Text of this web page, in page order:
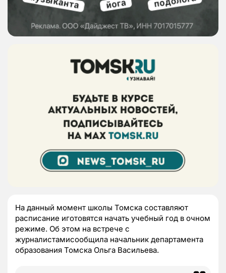
На данный момент школы Томска составляют
расписание иготовятся начать учебный год в очном
режиме. Об этом на встрече с
журналистамисообщила начальник департамента
образования Томска Ольга Васильева.